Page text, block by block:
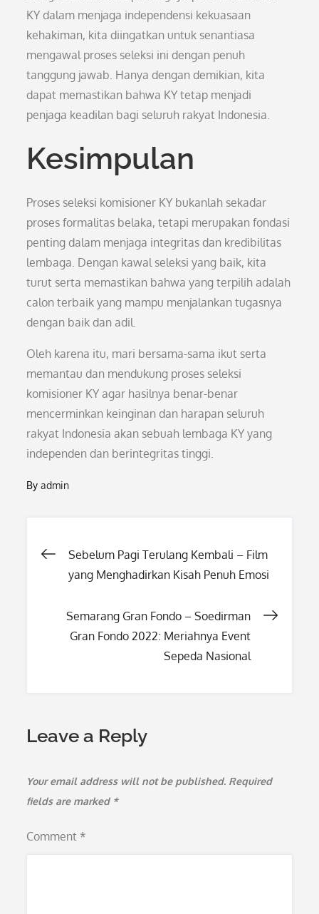
KY dalam menjaga independensi kekuasaan
kehakiman, kita diingatkan untuk senantiasa
mengawal proses seleksi ini dengan penuh
tanggung jawab. Hanya dengan demikian, kita
dapat memastikan bahwa KY tetap menjadi
penjaga keadilan bagi seluruh rakyat Indonesia.
Kesimpulan
Proses seleksi komisioner KY bukanlah sekadar
proses formalitas belaka, tetapi merupakan fondasi
penting dalam menjaga integritas dan kredibilitas
lembaga. Dengan kawal seleksi yang baik, kita
turut serta memastikan bahwa yang terpilih adalah
calon terbaik yang mampu menjalankan tugasnya
dengan baik dan adil.
Oleh karena itu, mari bersama-sama ikut serta
memantau dan mendukung proses seleksi
komisioner KY agar hasilnya benar-benar
mencerminkan keinginan dan harapan seluruh
rakyat Indonesia akan sebuah lembaga KY yang
independen dan berintegritas tinggi.
Byadmin
Post
Sebelum Pagi Terulang Kembali – Film
yang Menghadirkan Kisah Penuh Emosi
Semarang Gran Fondo – Soedirman
Gran Fondo 2022: Meriahnya Event
Sepeda Nasional
Leave a Reply
Your email address will not be published. Required
fields are marked *
Comment *